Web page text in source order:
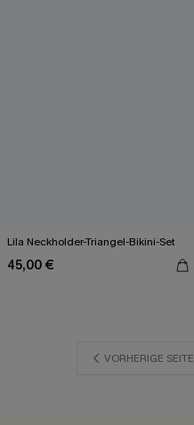
Lila Neckholder-Triangel-Bikini-Set
45,00 €
VORHERIGE SEITE